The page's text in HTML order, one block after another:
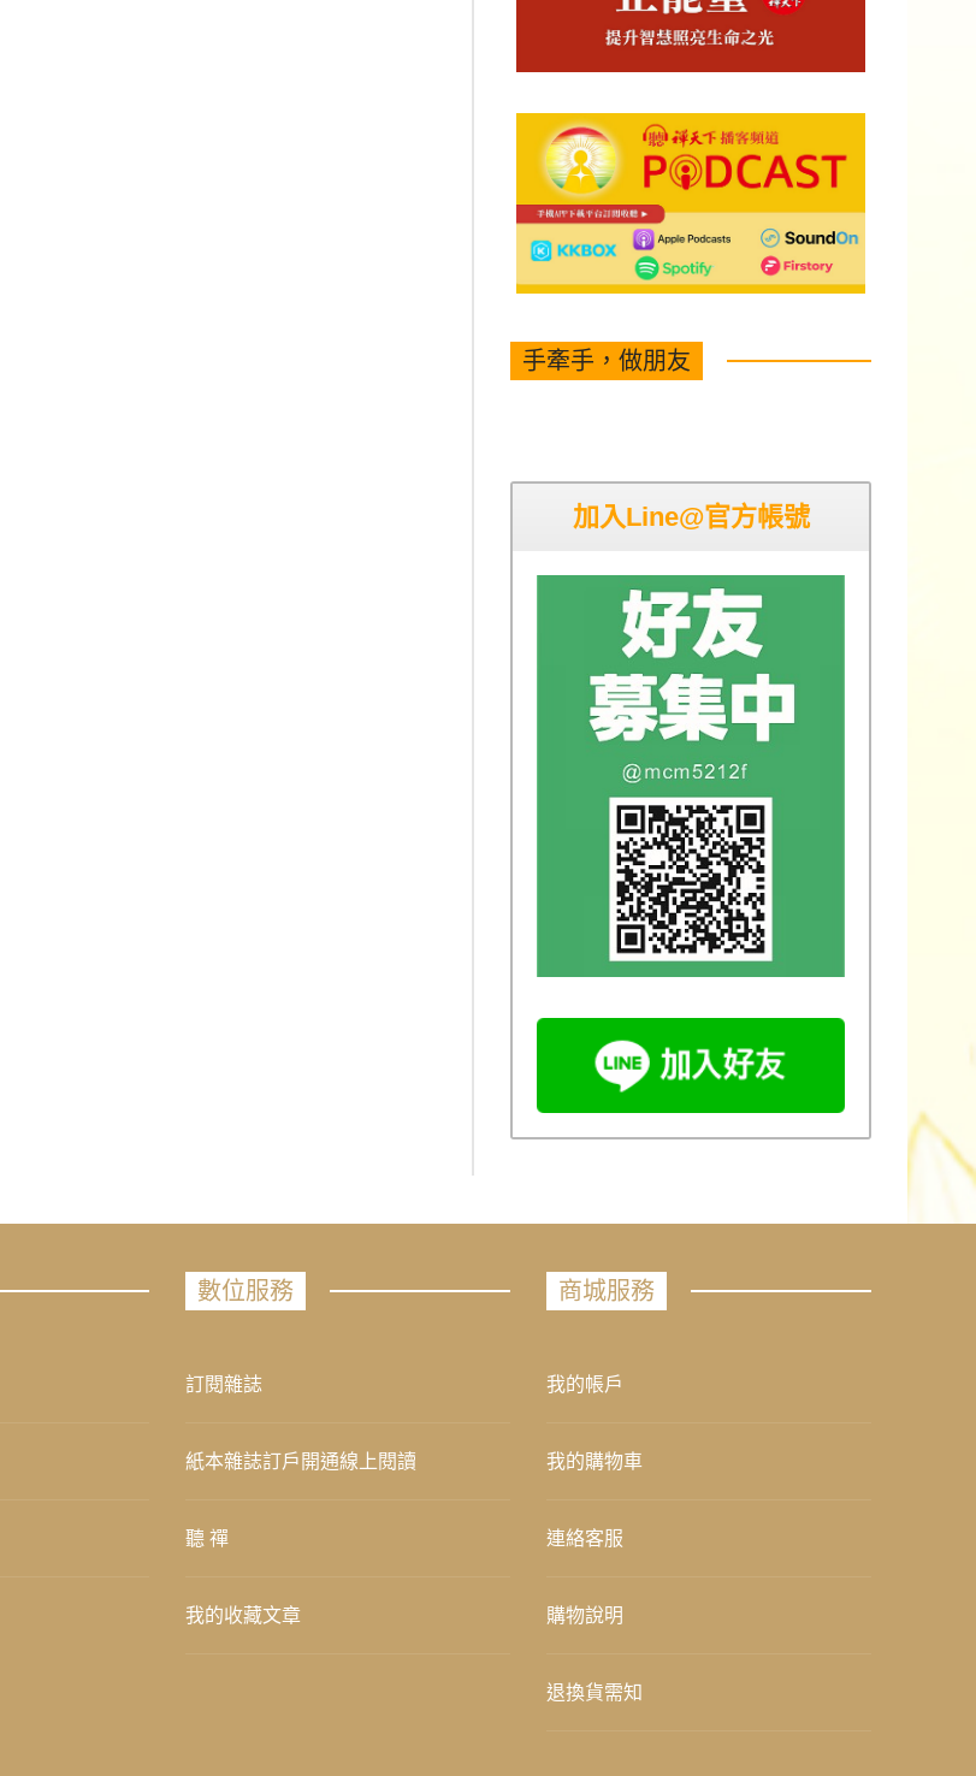
手牽手，做朋友
加入Line@官方帳號
數位服務
訂閱雜誌
紙本雜誌訂戶開通線上閱讀
聽 禪
我的收藏文章
商城服務
我的帳戶
我的購物車
連絡客服
購物說明
退換貨需知